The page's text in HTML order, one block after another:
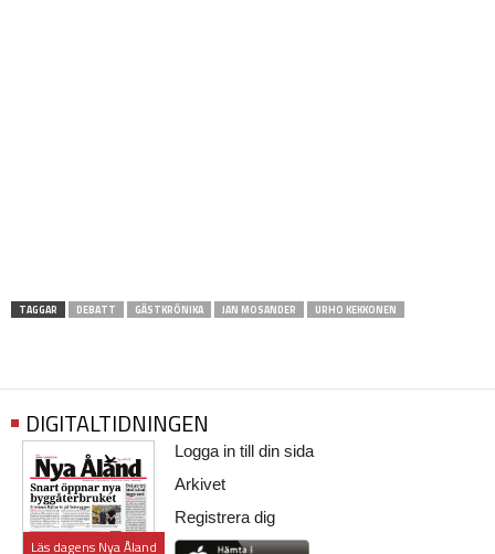
TAGGAR DEBATT GÄSTKRÖNIKA JAN MOSANDER URHO KEKKONEN
DIGITALTIDNINGEN
Läs dagens Nya Åland
Logga in till din sida
Arkivet
Registrera dig